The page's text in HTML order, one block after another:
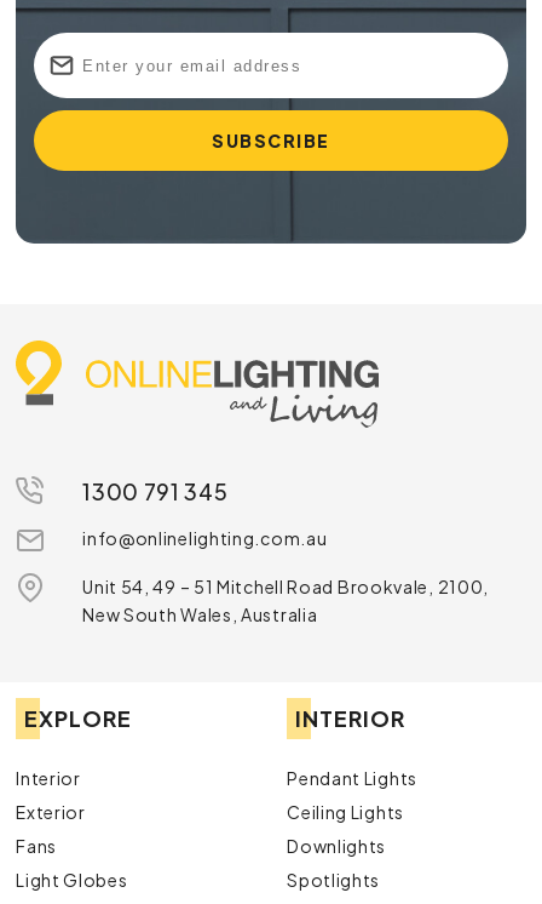
1300 791 345
info@onlinelighting.com.au
Unit 54, 49 – 51 Mitchell Road Brookvale, 2100,
New South Wales, Australia
EXPLORE
Interior
Exterior
Fans
Light Globes
INTERIOR
Pendant Lights
Ceiling Lights
Downlights
Spotlights